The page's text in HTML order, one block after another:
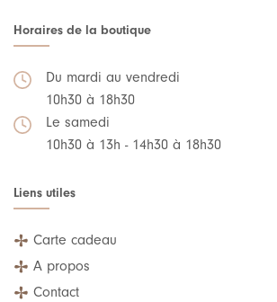
Horaires de la boutique
Du mardi au vendredi
10h30 à 18h30
Le samedi
10h30 à 13h - 14h30 à 18h30
Liens utiles
Carte cadeau
A propos
Contact